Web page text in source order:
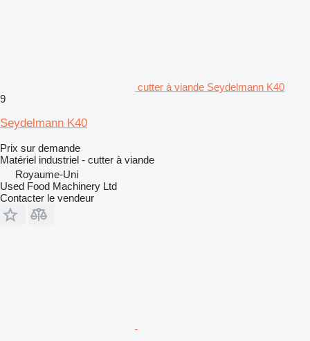
cutter à viande Seydelmann K40
9
Seydelmann K40
Prix sur demande
Matériel industriel - cutter à viande
Royaume-Uni
Used Food Machinery Ltd
Contacter le vendeur